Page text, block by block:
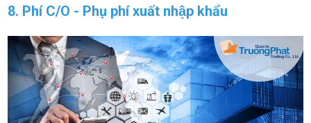
8. Phí C/O - Phụ phí xuất nhập khẩu